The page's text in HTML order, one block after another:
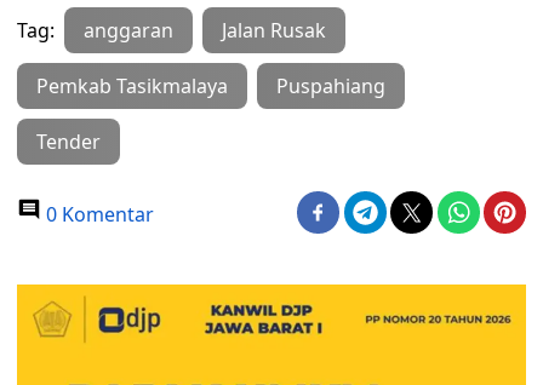
Tag: anggaran Jalan Rusak
Pemkab Tasikmalaya Puspahiang
Tender
0 Komentar